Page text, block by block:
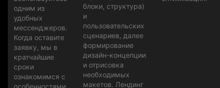
одним из
удобных
мессенджеров.
Когда оставите
заявку, мы в
кратчайшие
сроки
ознакомимся с
особенностями
блоки, структура)
и
пользовательских
сценариев, далее
формирование
дизайн-концепции
и отрисовка
необходимых
макетов. Лендинг